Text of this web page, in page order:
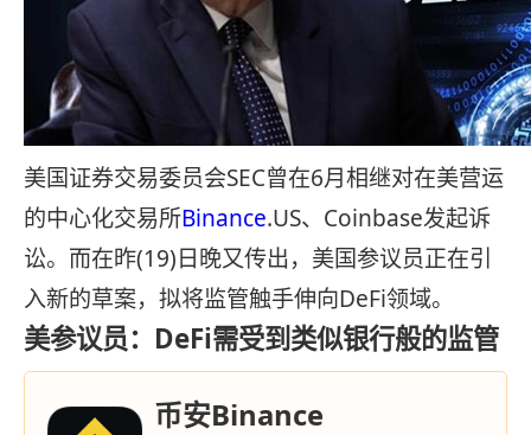
美国证券交易委员会SEC曾在6月相继对在美营运
的中心化交易所Binance.US、Coinbase发起诉
讼。而在昨(19)日晚又传出，美国参议员正在引
入新的草案，拟将监管触手伸向DeFi领域。
美参议员：DeFi需受到类似银行般的监管
币安Binance